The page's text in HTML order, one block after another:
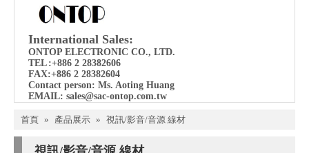
International Sales:
ONTOP ELECTRONIC CO., LTD.
TEL :+886 2 28382606
FAX:+886 2 28382604
Contact person: Ms. Aoting Huang
EMAIL: sales@sac-ontop.com.tw
首頁 » 產品展示 » 視訊/影音/音源 線材